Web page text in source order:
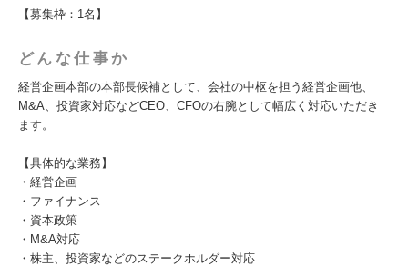
【募集枠：1名】
どんな仕事か
経営企画本部の本部長候補として、会社の中枢を担う経営企画他、
M&A、投資家対応などCEO、CFOの右腕として幅広く対応いただき
ます。
【具体的な業務】
・経営企画
・ファイナンス
・資本政策
・M&A対応
・株主、投資家などのステークホルダー対応